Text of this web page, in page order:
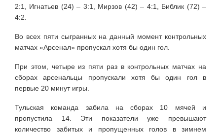
2:1, Игнатьев (24) – 3:1, Мирзов (42) – 4:1, Библик (72) –
4:2.
Во всех пяти сыгранных на данный момент контрольных
матчах «Арсенал» пропускал хотя бы один гол.
При этом, четыре из пяти раз в контрольных матчах на
сборах арсенальцы пропускали хотя бы один гол в
первые 20 минут игры.
Тульская команда забила на сборах 10 мячей и
пропустила 14. Эти показатели уже превышают
количество забитых и пропущенных голов в зимнем